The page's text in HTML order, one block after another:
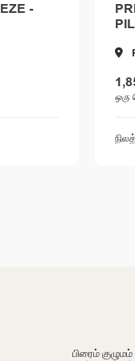
PRIME
1,850,000
ஒரு பேர்ச்சில்
நிலத்தை
பிரைம்